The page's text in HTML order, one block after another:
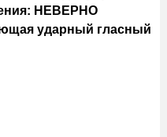
НЕВЕРНО
ударный гласный